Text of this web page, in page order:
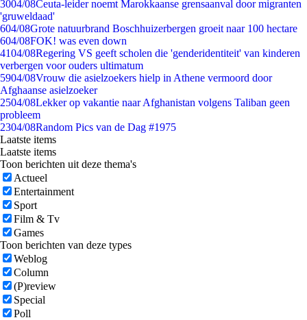
3004/08Ceuta-leider noemt Marokkaanse grensaanval door migranten
'gruweldaad'
604/08Grote natuurbrand Boschhuizerbergen groeit naar 100 hectare
604/08FOK! was even down
4104/08Regering VS geeft scholen die 'genderidentiteit' van kinderen
verbergen voor ouders ultimatum
5904/08Vrouw die asielzoekers hielp in Athene vermoord door
Afghaanse asielzoeker
2504/08Lekker op vakantie naar Afghanistan volgens Taliban geen
probleem
2304/08Random Pics van de Dag #1975
Laatste items
Laatste items
Toon berichten uit deze thema's
Actueel
Entertainment
Sport
Film & Tv
Games
Toon berichten van deze types
Weblog
Column
(P)review
Special
Poll